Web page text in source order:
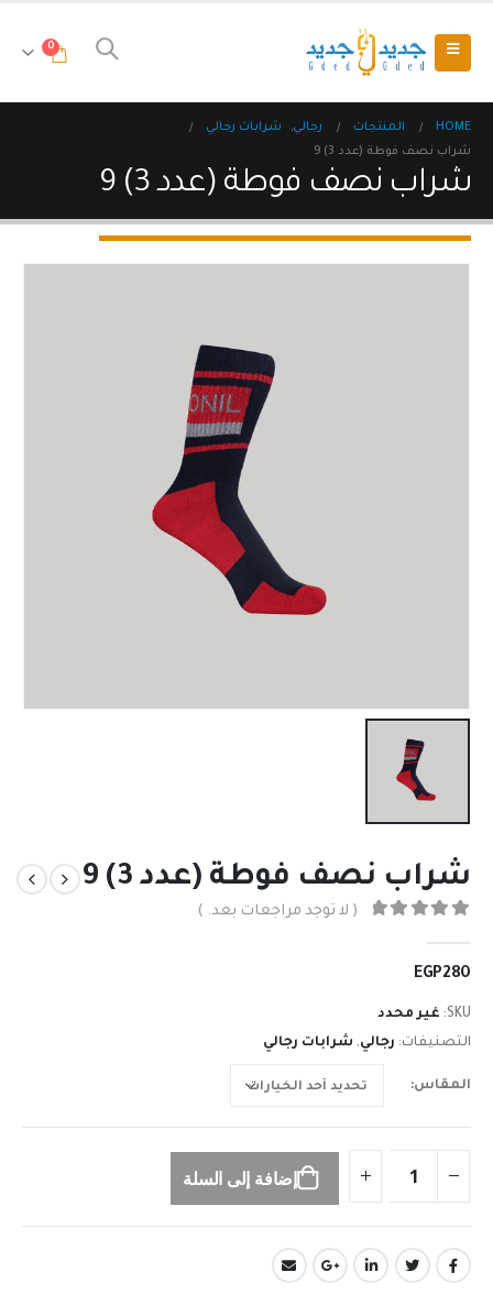
0
HOME المنتجات رجالي,
شرابات رجالي
شراب نصف فوطة (عدد 3) 9
شراب نصف فوطة (عدد 3) 9
شراب نصف فوطة (عدد 3) 9
( لا توجد مراجعات بعد. )
EGP280
SKU: غير محدد
التصنيفات: رجالي, شرابات رجالي
المقاس
إضافة إلى السلة